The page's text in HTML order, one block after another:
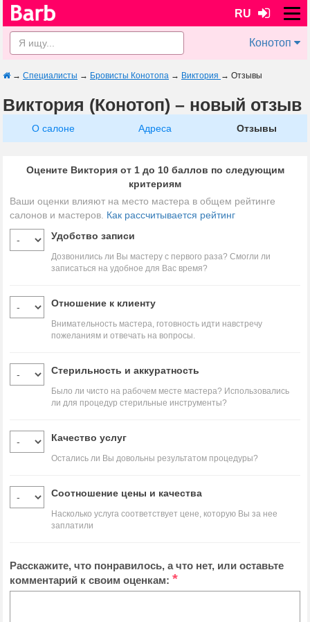
RU
Конотоп
→ Специалисты → Бровисты Конотопа → Виктория → Отзывы
Виктория (Конотоп) – новый отзыв
О салоне Адреса Отзывы
Оцените Виктория от 1 до 10 баллов по следующим
критериям
Ваши оценки влияют на место мастера в общем рейтинге
салонов и мастеров. Как рассчитывается рейтинг
Удобство записи
Дозвонились ли Вы мастеру с первого раза? Смогли ли
записаться на удобное для Вас время?
Отношение к клиенту
Внимательность мастера, готовность идти навстречу
пожеланиям и отвечать на вопросы.
Стерильность и аккуратность
Было ли чисто на рабочем месте мастера? Использовались
ли для процедур стерильные инструменты?
Качество услуг
Остались ли Вы довольны результатом процедуры?
Соотношение цены и качества
Насколько услуга соответствует цене, которую Вы за нее
заплатили
Расскажите, что понравилось, а что нет, или оставьте
комментарий к своим оценкам: *